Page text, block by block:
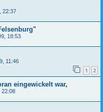
22:37
18:53
11:46
1 2
eingewickelt war,
22:08